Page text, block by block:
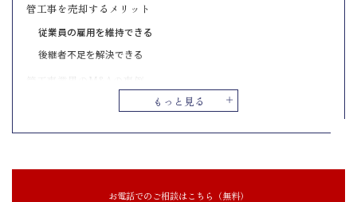
もっと見る
管工事を売却するメリット
従業員の雇用を維持できる
後継者不足を解決できる
管工事業界のM&Aの事例
三共HDが晴輝工業を子会社化
エンドーウェルディングが計電エンジニアリングを子会社化
京葉ガスエナジーソリューションがガスプラントを事業承継
お電話でのご相談はこちら（無料）